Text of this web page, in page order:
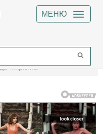
МЕНЮ
Миркина